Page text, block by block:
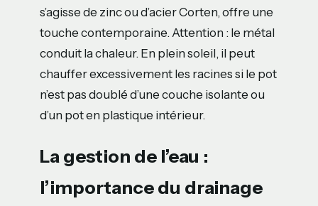
s’agisse de zinc ou d’acier Corten, offre une
touche contemporaine. Attention : le métal
conduit la chaleur. En plein soleil, il peut
chauffer excessivement les racines si le pot
n’est pas doublé d’une couche isolante ou
d’un pot en plastique intérieur.
La gestion de l’eau :
l’importance du drainage